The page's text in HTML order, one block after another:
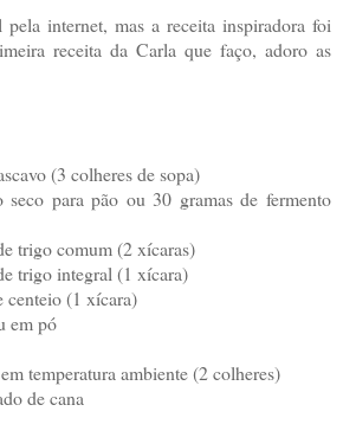
pela internet, mas a receita inspiradora foi
receita da Carla que faço, adoro as
(3 colheres de sopa)
seco para pão ou 30 gramas de fermento
trigo comum (2 xícaras)
trigo integral (1 xícara)
centeio (1 xícara)
em pó
temperatura ambiente (2 colheres)
de cana